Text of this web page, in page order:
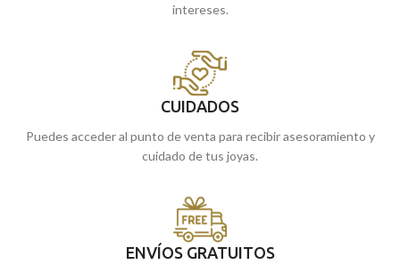
intereses.
CUIDADOS
Puedes acceder al punto de venta para recibir asesoramiento y
cuidado de tus joyas.
ENVÍOS GRATUITOS